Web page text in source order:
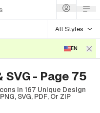
All Styles
EN
SVG - Page 75
In 167 Unique Design
SVG, PDF, Or ZIP